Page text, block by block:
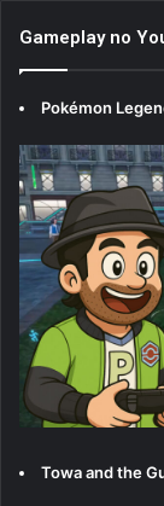
Gameplay no
Pokémon
Towa and the